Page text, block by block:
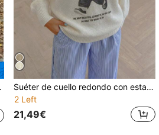
Suéter de cuello redondo con estampado digital de oso para mujer de talla grande, adecuado para uso diario, ir al trabajo y de compras, otoño/invierno
2 Left
21,49€